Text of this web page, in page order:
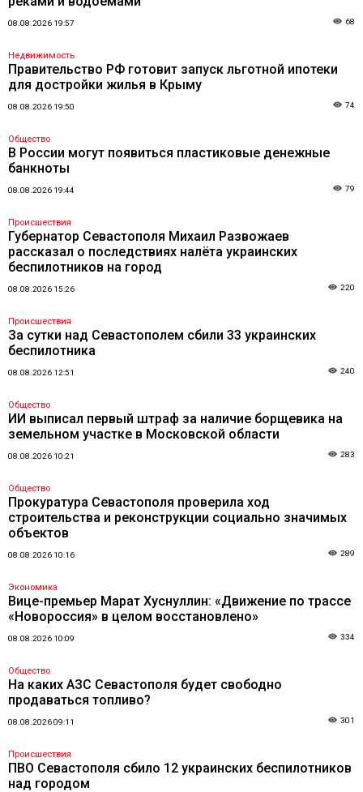
08.08.2026 19:57 68
Недвижимость
Правительство РФ готовит запуск льготной ипотеки
для достройки жилья в Крыму
08.08.2026 19:50 74
Общество
В России могут появиться пластиковые денежные
банкноты
08.08.2026 19:44 79
Происшествия
Губернатор Севастополя Михаил Развожаев
рассказал о последствиях налёта украинских
беспилотников на город
08.08.2026 15:26 220
Происшествия
За сутки над Севастополем сбили 33 украинских
беспилотника
08.08.2026 12:51 240
Общество
ИИ выписал первый штраф за наличие борщевика на
земельном участке в Московской области
08.08.2026 10:21 283
Общество
Прокуратура Севастополя проверила ход
строительства и реконструкции социально значимых
объектов
08.08.2026 10:16 289
Экономика
Вице-премьер Марат Хуснуллин: «Движение по трассе
«Новороссия» в целом восстановлено»
08.08.2026 10:09 334
Общество
На каких АЗС Севастополя будет свободно
продаваться топливо?
08.08.2026 09:11 301
Происшествия
ПВО Севастополя сбило 12 украинских беспилотников
над городом